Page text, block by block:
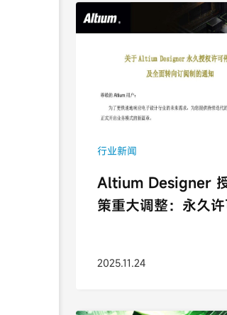
行业新闻
Altium Designer
策重大调整：永久
2025.11.24